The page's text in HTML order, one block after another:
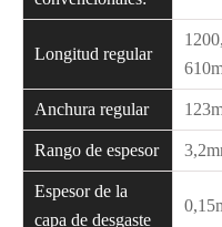
Longitud regular
Anchura regular
Rango de espesor
Espesor de la
capa de desgaste